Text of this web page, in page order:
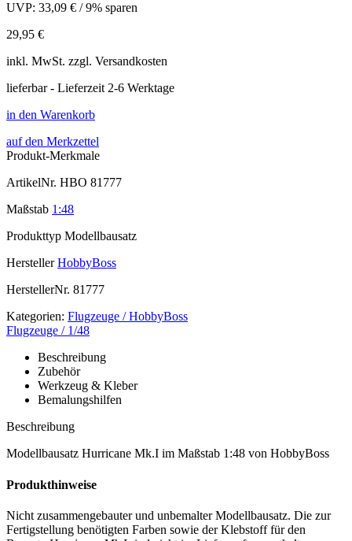
UVP: 33,09 € /9% sparen
29,95 €
inkl. MwSt. zzgl. Versandkosten
lieferbar - Lieferzeit 2-6 Werktage
in den Warenkorb
auf den Merkzettel
Produkt-Merkmale
ArtikelNr. HBO 81777
Maßstab 1:48
Produkttyp Modellbausatz
Hersteller HobbyBoss
HerstellerNr. 81777
Kategorien: Flugzeuge / HobbyBoss
Flugzeuge / 1/48
Beschreibung
Zubehör
Werkzeug & Kleber
Bemalungshilfen
Beschreibung
Modellbausatz Hurricane Mk.I im Maßstab 1:48 von HobbyBoss
Produkthinweise
Nicht zusammengebauter und unbemalter Modellbausatz. Die zur
Fertigstellung benötigten Farben sowie der Klebstoff für den